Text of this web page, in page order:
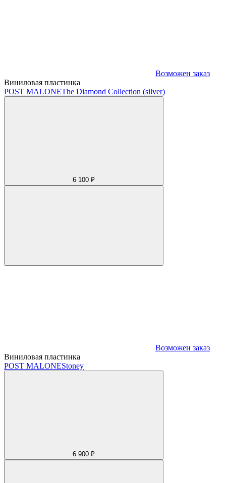
Возможен заказ
Виниловая пластинка
POST MALONEThe Diamond Collection (silver)
6 100 ₽
Возможен заказ
Виниловая пластинка
POST MALONEStoney
6 900 ₽